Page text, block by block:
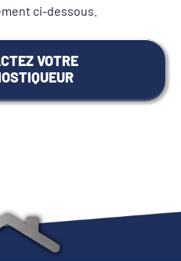
ci-dessous.
VOTRE